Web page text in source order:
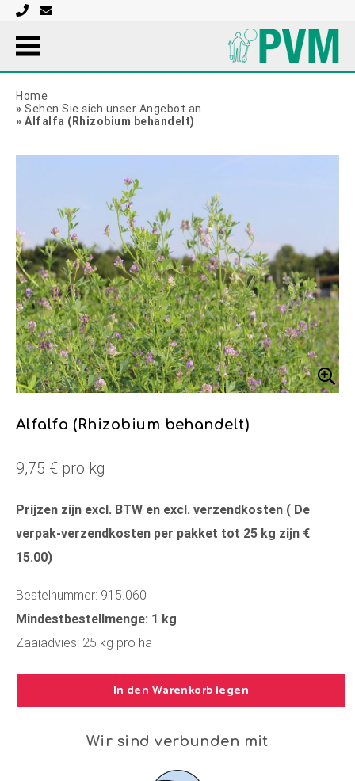
Home
» Sehen Sie sich unser Angebot an
» Alfalfa (Rhizobium behandelt)
Alfalfa (Rhizobium behandelt)
9,75 € pro kg
Prijzen zijn excl. BTW en excl. verzendkosten ( De
verpak-verzendkosten per pakket tot 25 kg zijn €
15.00)
Bestelnummer: 915.060
Mindestbestellmenge: 1 kg
Zaaiadvies: 25 kg pro ha
In den Warenkorb legen
Wir sind verbunden mit